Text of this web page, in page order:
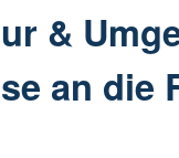
&
an die